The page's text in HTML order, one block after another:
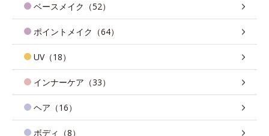
ベースメイク（52）
ポイントメイク（64）
UV（18）
インナーケア（33）
ヘア（16）
ボディ（8）